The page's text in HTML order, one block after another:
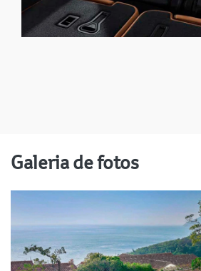
Galeria de fotos